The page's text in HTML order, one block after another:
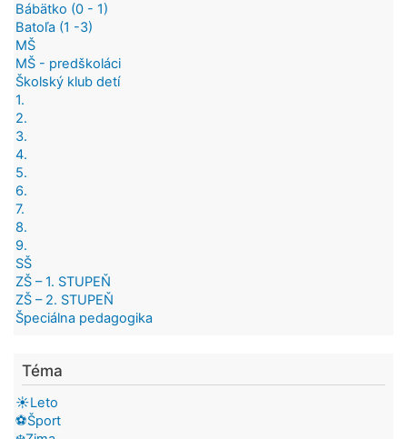
Bábätko (0 - 1)
Batoľa (1 -3)
MŠ
MŠ - predškoláci
Školský klub detí
1.
2.
3.
4.
5.
6.
7.
8.
9.
SŠ
ZŠ – 1. STUPEŇ
ZŠ – 2. STUPEŇ
Špeciálna pedagogika
Téma
☀️Leto
⚽Šport